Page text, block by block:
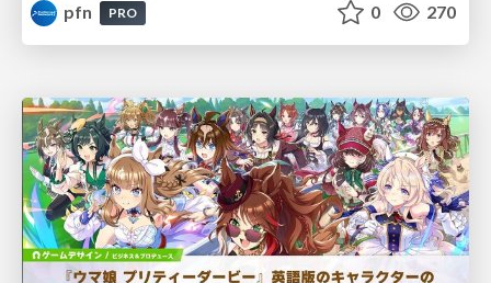
pfn
PRO 0 270